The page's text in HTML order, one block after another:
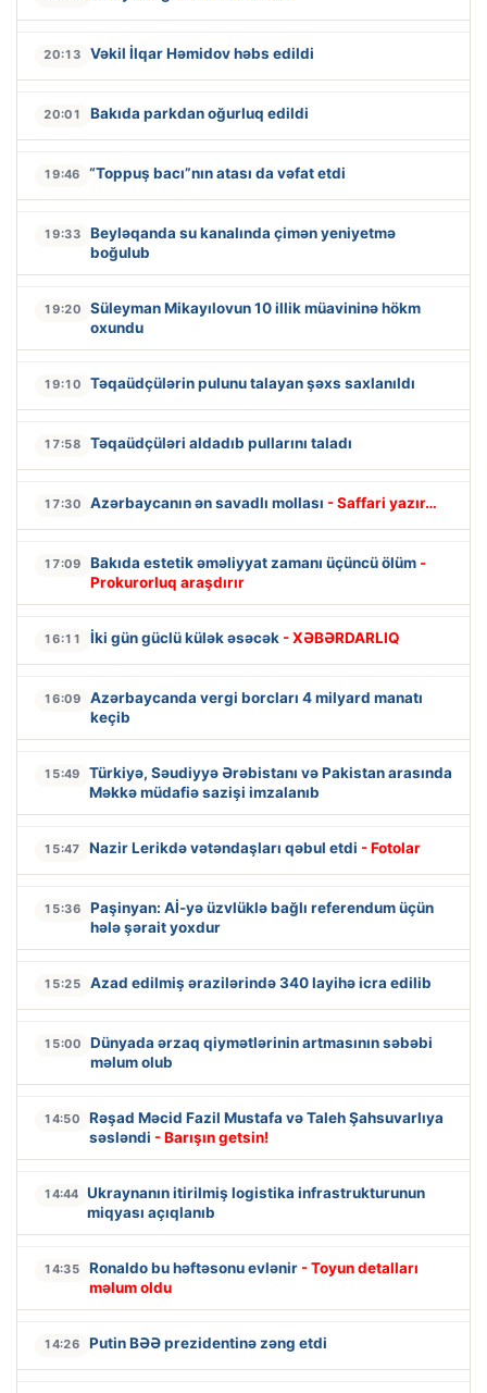
20:13 Vəkil İlqar Həmidov həbs edildi
20:01 Bakıda parkdan oğurluq edildi
19:46 “Toppuş bacı”nın atası da vəfat etdi
19:33
Beyləqanda su kanalında çimən yeniyetmə
boğulub
19:20
Süleyman Mikayılovun 10 illik müavininə hökm
oxundu
19:10 Təqaüdçülərin pulunu talayan şəxs saxlanıldı
17:58 Təqaüdçüləri aldadıb pullarını taladı
17:30 Azərbaycanın ən savadlı mollası - Saffari yazır…
17:09 Bakıda estetik əməliyyat zamanı üçüncü ölüm -
Prokurorluq araşdırır
16:11 İki gün güclü külək əsəcək - XƏBƏRDARLIQ
16:09
Azərbaycanda vergi borcları 4 milyard manatı
keçib
15:49
Türkiyə, Səudiyyə Ərəbistanı və Pakistan arasında
Məkkə müdafiə sazişi imzalanıb
15:47 Nazir Lerikdə vətəndaşları qəbul etdi - Fotolar
15:36
Paşinyan: Aİ-yə üzvlüklə bağlı referendum üçün
hələ şərait yoxdur
15:25 Azad edilmiş ərazilərində 340 layihə icra edilib
15:00
Dünyada ərzaq qiymətlərinin artmasının səbəbi
məlum olub
14:50
Rəşad Məcid Fazil Mustafa və Taleh Şahsuvarlıya
səsləndi - Barışın getsin!
14:44 Ukraynanın itirilmiş logistika infrastrukturunun
miqyası açıqlanıb
14:35 Ronaldo bu həftəsonu evlənir - Toyun detalları
məlum oldu
14:26 Putin BƏƏ prezidentinə zəng etdi